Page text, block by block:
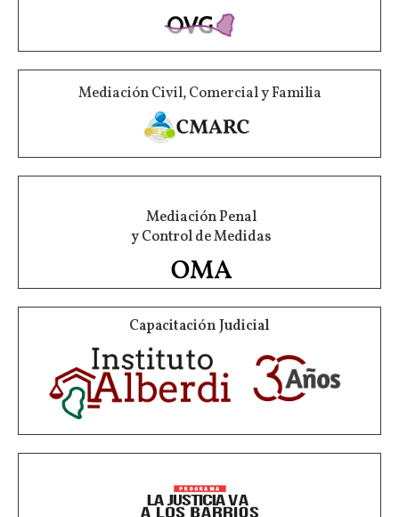
Mediación Civil, Comercial y Familia
Mediación Penal
y Control de Medidas
Capacitación Judicial